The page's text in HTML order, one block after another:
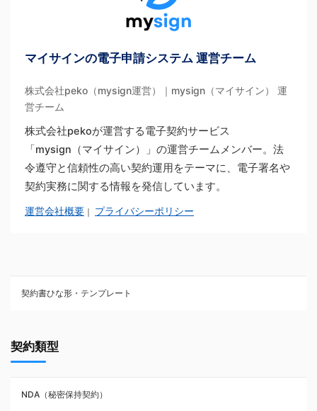
マイサインの電子申請システム 運営チーム
株式会社peko（mysign運営）｜mysign（マイサイン） 運
営チーム
株式会社pekoが運営する電子契約サービス
「mysign（マイサイン）」の運営チームメンバー。法
令遵守と信頼性の高い契約運用をテーマに、電子署名や
契約実務に関する情報を発信しています。
運営会社概要 ｜ プライバシーポリシー
契約書ひな形・テンプレート
NDA（秘密保持契約）
業務委託契約
契約類型
NDA（秘密保持契約）